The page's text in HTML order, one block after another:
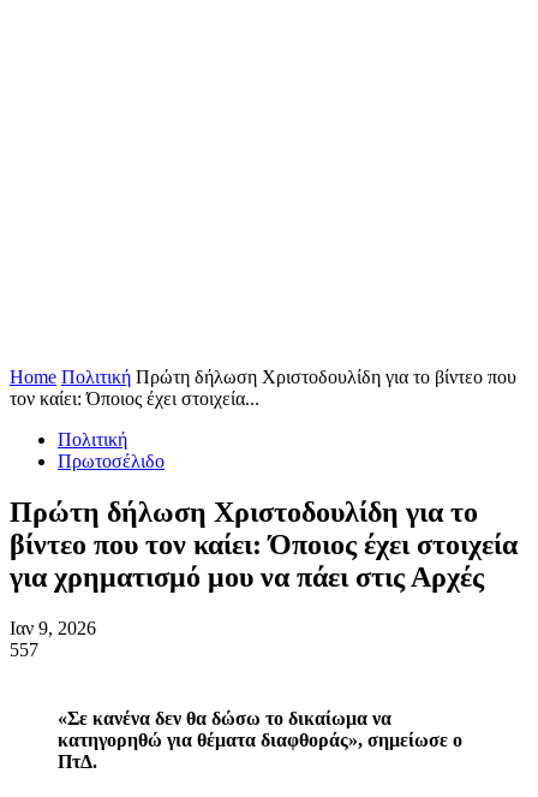
Home Πολιτική Πρώτη δήλωση Χριστοδουλίδη για το βίντεο που
τον καίει: Όποιος έχει στοιχεία...
Πολιτική
Πρωτοσέλιδο
Πρώτη δήλωση Χριστοδουλίδη για το
βίντεο που τον καίει: Όποιος έχει στοιχεία
για χρηματισμό μου να πάει στις Αρχές
Ιαν 9, 2026
557
«Σε κανένα δεν θα δώσω το δικαίωμα να
κατηγορηθώ για θέματα διαφθοράς», σημείωσε ο
ΠτΔ.